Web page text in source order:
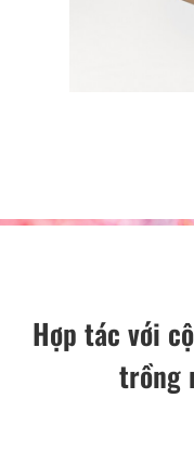
Hợp tác với
trồng